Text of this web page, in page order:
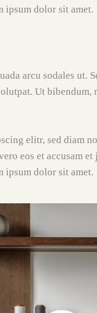
ipsum dolor sit amet.
arcu sodales ut.
Ut
elitr, sed diam
eos et accusam
ipsum dolor sit amet.